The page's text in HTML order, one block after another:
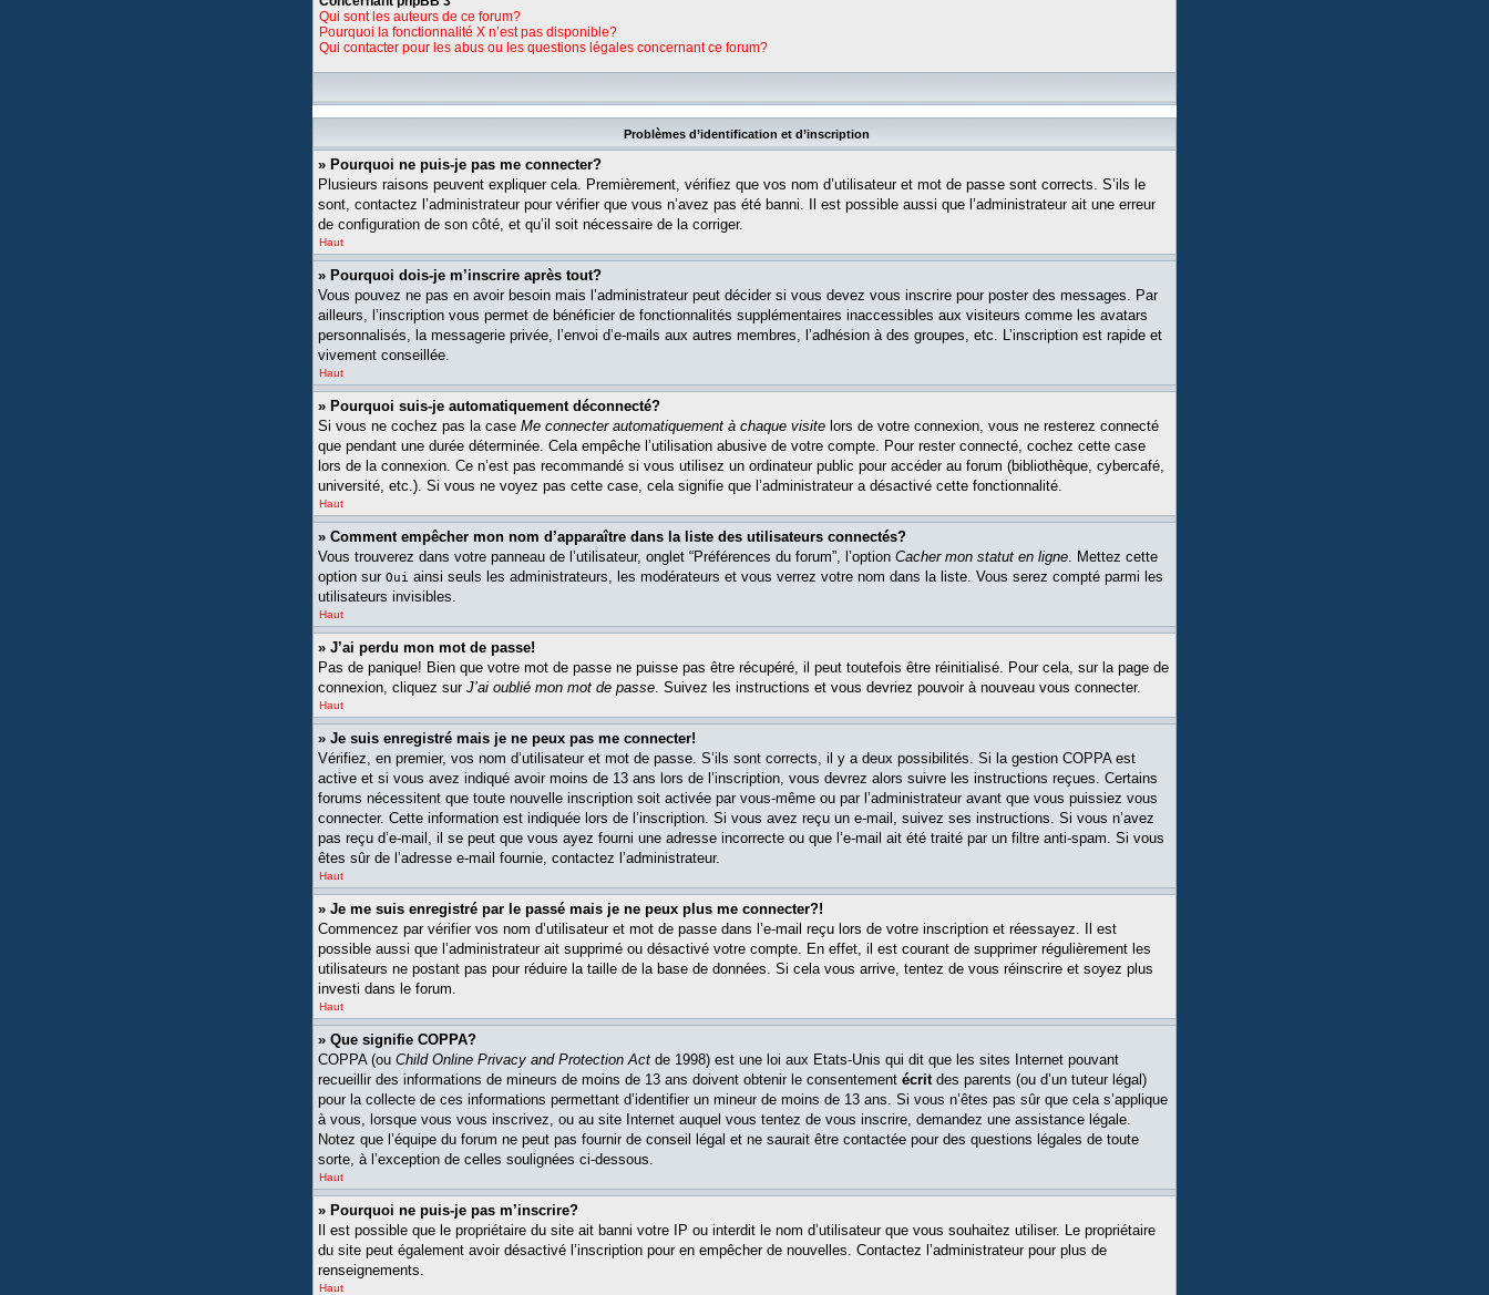
Qui sont les auteurs de ce forum?
Pourquoi la fonctionnalité X n’est pas disponible?
Qui contacter pour les abus ou les questions légales concernant ce forum?
Problèmes d’identification et d’inscription
» Pourquoi ne puis-je pas me connecter?
Plusieurs raisons peuvent expliquer cela. Premièrement, vérifiez que vos nom d’utilisateur et mot de passe sont corrects. S’ils le
sont, contactez l’administrateur pour vérifier que vous n’avez pas été banni. Il est possible aussi que l’administrateur ait une erreur
de configuration de son côté, et qu’il soit nécessaire de la corriger.
Haut
» Pourquoi dois-je m’inscrire après tout?
Vous pouvez ne pas en avoir besoin mais l’administrateur peut décider si vous devez vous inscrire pour poster des messages. Par
ailleurs, l’inscription vous permet de bénéficier de fonctionnalités supplémentaires inaccessibles aux visiteurs comme les avatars
personnalisés, la messagerie privée, l’envoi d’e-mails aux autres membres, l’adhésion à des groupes, etc. L’inscription est rapide et
vivement conseillée.
Haut
» Pourquoi suis-je automatiquement déconnecté?
Si vous ne cochez pas la case Me connecter automatiquement à chaque visite lors de votre connexion, vous ne resterez connecté
que pendant une durée déterminée. Cela empêche l’utilisation abusive de votre compte. Pour rester connecté, cochez cette case
lors de la connexion. Ce n’est pas recommandé si vous utilisez un ordinateur public pour accéder au forum (bibliothèque, cybercafé,
université, etc.). Si vous ne voyez pas cette case, cela signifie que l’administrateur a désactivé cette fonctionnalité.
Haut
» Comment empêcher mon nom d’apparaître dans la liste des utilisateurs connectés?
Vous trouverez dans votre panneau de l’utilisateur, onglet “Préférences du forum”, l’option Cacher mon statut en ligne. Mettez cette
option sur Oui ainsi seuls les administrateurs, les modérateurs et vous verrez votre nom dans la liste. Vous serez compté parmi les
utilisateurs invisibles.
Haut
» J’ai perdu mon mot de passe!
Pas de panique! Bien que votre mot de passe ne puisse pas être récupéré, il peut toutefois être réinitialisé. Pour cela, sur la page de
connexion, cliquez sur J’ai oublié mon mot de passe. Suivez les instructions et vous devriez pouvoir à nouveau vous connecter.
Haut
» Je suis enregistré mais je ne peux pas me connecter!
Vérifiez, en premier, vos nom d’utilisateur et mot de passe. S’ils sont corrects, il y a deux possibilités. Si la gestion COPPA est
active et si vous avez indiqué avoir moins de 13 ans lors de l’inscription, vous devrez alors suivre les instructions reçues. Certains
forums nécessitent que toute nouvelle inscription soit activée par vous-même ou par l’administrateur avant que vous puissiez vous
connecter. Cette information est indiquée lors de l’inscription. Si vous avez reçu un e-mail, suivez ses instructions. Si vous n’avez
pas reçu d’e-mail, il se peut que vous ayez fourni une adresse incorrecte ou que l’e-mail ait été traité par un filtre anti-spam. Si vous
êtes sûr de l’adresse e-mail fournie, contactez l’administrateur.
Haut
» Je me suis enregistré par le passé mais je ne peux plus me connecter?!
Commencez par vérifier vos nom d’utilisateur et mot de passe dans l’e-mail reçu lors de votre inscription et réessayez. Il est
possible aussi que l’administrateur ait supprimé ou désactivé votre compte. En effet, il est courant de supprimer régulièrement les
utilisateurs ne postant pas pour réduire la taille de la base de données. Si cela vous arrive, tentez de vous réinscrire et soyez plus
investi dans le forum.
Haut
» Que signifie COPPA?
COPPA (ou Child Online Privacy and Protection Act de 1998) est une loi aux Etats-Unis qui dit que les sites Internet pouvant
recueillir des informations de mineurs de moins de 13 ans doivent obtenir le consentement écritdes parents (ou d’un tuteur légal)
pour la collecte de ces informations permettant d’identifier un mineur de moins de 13 ans. Si vous n’êtes pas sûr que cela s’applique
à vous, lorsque vous vous inscrivez, ou au site Internet auquel vous tentez de vous inscrire, demandez une assistance légale.
Notez que l’équipe du forum ne peut pas fournir de conseil légal et ne saurait être contactée pour des questions légales de toute
sorte, à l’exception de celles soulignées ci-dessous.
Haut
» Pourquoi ne puis-je pas m’inscrire?
Il est possible que le propriétaire du site ait banni votre IP ou interdit le nom d’utilisateur que vous souhaitez utiliser. Le propriétaire
du site peut également avoir désactivé l’inscription pour en empêcher de nouvelles. Contactez l’administrateur pour plus de
renseignements.
Haut